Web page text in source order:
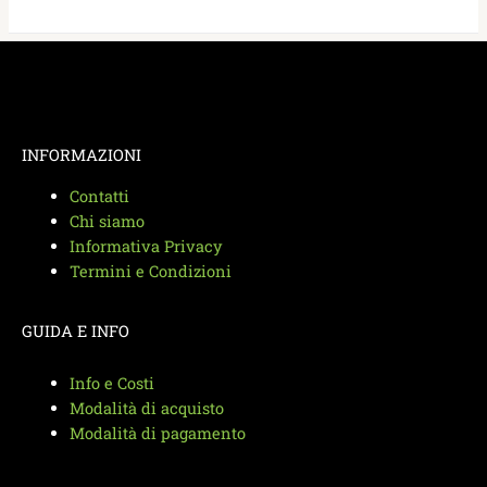
INFORMAZIONI
Contatti
Chi siamo
Informativa Privacy
Termini e Condizioni
GUIDA E INFO
Info e Costi
Modalità di acquisto
Modalità di pagamento